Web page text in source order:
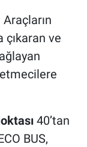
Araçların
ve
40’tan
BUS,